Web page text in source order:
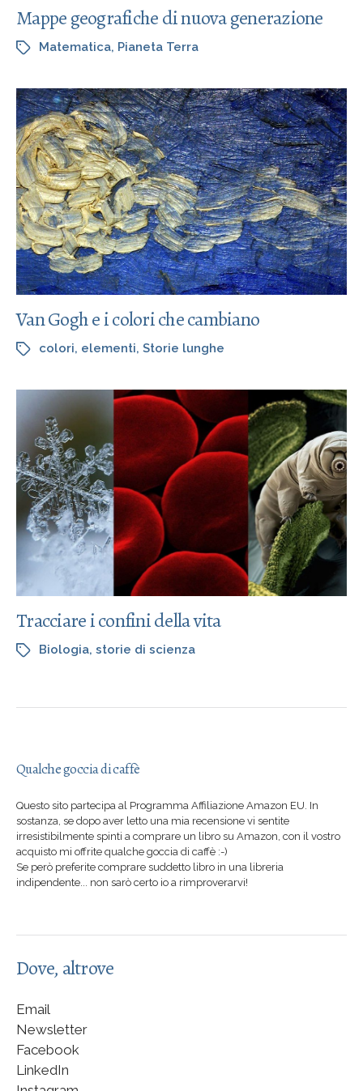
Mappe geografiche di nuova generazione
Matematica, Pianeta Terra
Van Gogh e i colori che cambiano
colori, elementi, Storie lunghe
Tracciare i confini della vita
Biologia, storie di scienza
Qualche goccia di caffè
Questo sito partecipa al Programma Affiliazione Amazon EU. In
sostanza, se dopo aver letto una mia recensione vi sentite
irresistibilmente spinti a comprare un libro su Amazon, con il vostro
acquisto mi offrite qualche goccia di caffè :-)
Se però preferite comprare suddetto libro in una libreria
indipendente... non sarò certo io a rimproverarvi!
Dove, altrove
Email
Newsletter
Facebook
LinkedIn